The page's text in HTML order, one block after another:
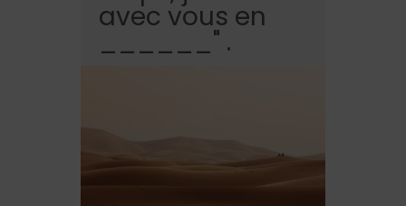
avec vous en
______" .